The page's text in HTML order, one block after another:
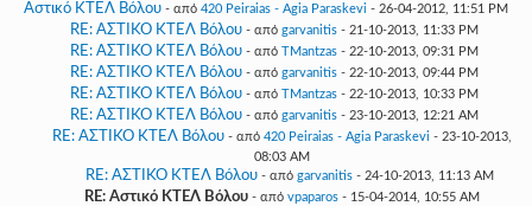
Αστικό ΚΤΕΛ Βόλου - από 420 Peiraias - Agia Paraskevi - 26-04-2012, 11:51 PM
RE: ΑΣΤΙΚΟ ΚΤΕΛ Βόλου - από garvanitis- 21-10-2013, 11:33 PM
RE: ΑΣΤΙΚΟ ΚΤΕΛ Βόλου - από TMantzas- 22-10-2013, 09:31 PM
RE: ΑΣΤΙΚΟ ΚΤΕΛ Βόλου - από garvanitis- 22-10-2013, 09:44 PM
RE: ΑΣΤΙΚΟ ΚΤΕΛ Βόλου - από TMantzas- 22-10-2013, 10:33 PM
RE: ΑΣΤΙΚΟ ΚΤΕΛ Βόλου - από garvanitis- 23-10-2013, 12:21 AM
RE: ΑΣΤΙΚΟ ΚΤΕΛ Βόλου - από 420 Peiraias - Agia Paraskevi - 23-10-2013,
08:03 AM
RE: ΑΣΤΙΚΟ ΚΤΕΛ Βόλου - από garvanitis- 24-10-2013, 11:13 AM
RE: Αστικό ΚΤΕΛ Βόλου - από vpaparos- 15-04-2014, 10:55 AM